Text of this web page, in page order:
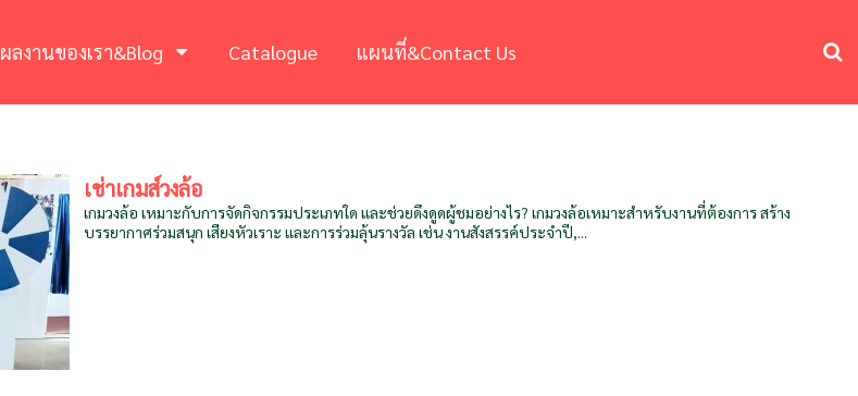
ผลงานของเรา&Blog Catalogue แผนที่&Contact Us
เช่าเกมส์วงล้อ
เกมวงล้อ เหมาะกับการจัดกิจกรรมประเภทใด และช่วยดึงดูดผู้ชมอย่างไร? เกมวงล้อเหมาะสำหรับงานที่ต้องการ สร้าง
บรรยากาศร่วมสนุก เสียงหัวเราะ และการร่วมลุ้นรางวัล เช่น งานสังสรรค์ประจำปี,...